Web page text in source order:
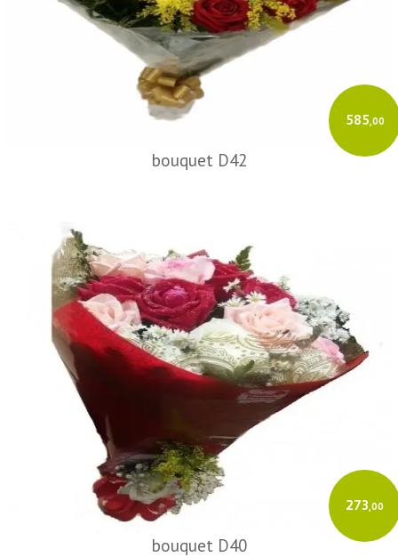
585,00
bouquet D42
273,00
bouquet D40